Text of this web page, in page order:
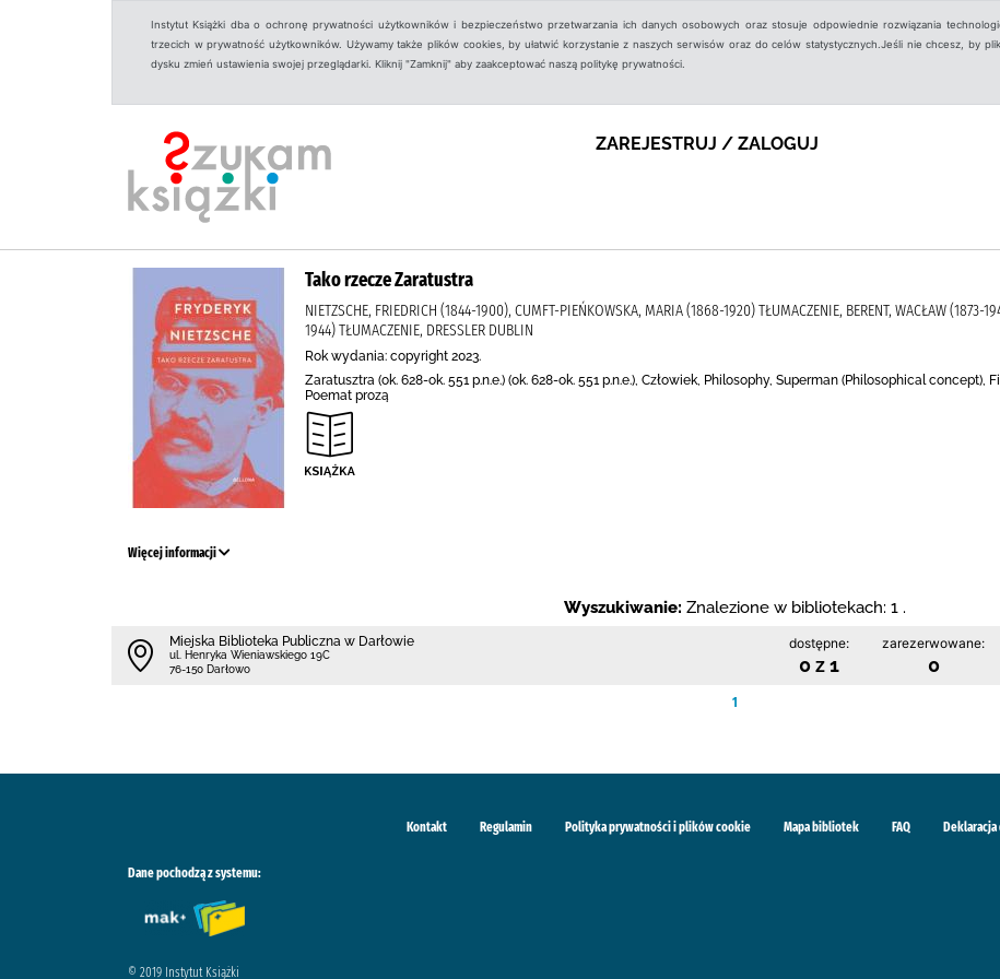
Instytut Książki dba o ochronę prywatności użytkowników i bezpieczeństwo przetwarzania ich danych osobowych oraz stosuje odpowiednie rozwiązania
trzecich w prywatność użytkowników. Używamy także plików cookies, by ułatwić korzystanie z naszych serwisów oraz do celów statystycznych.Jeśli nie chcesz, by
dysku zmień ustawienia swojej przeglądarki. Kliknij "Zamknij" aby zaakceptować naszą politykę prywatności.
ZAREJESTRUJ / ZALOGUJ
Tako rzecze Zaratustra
NIETZSCHE, FRIEDRICH (1844-1900), CUMFT-PIEŃKOWSKA, MARIA (1868-1920) TŁUMACZENIE, BERENT, WACŁAW (1873-
1944) TŁUMACZENIE, DRESSLER DUBLIN
Rok wydania: copyright 2023.
Zaratusztra (ok. 628-ok. 551 p.n.e.) (ok. 628-ok. 551 p.n.e.), Człowiek, Philosophy, Superman (Philosophical
Poemat prozą
Więcej informacji
Wyszukiwanie: Znalezione w bibliotekach: 1 .
Miejska Biblioteka Publiczna w Darłowie
ul. Henryka Wieniawskiego 19C
76-150 Darłowo
dostępne:
0 z 1
zarezerwowane:
0
1
Kontakt Regulamin Polityka prywatności i plików cookie Mapa bibliotek FAQ
Dane pochodzą z systemu:
© 2019 Instytut Książki